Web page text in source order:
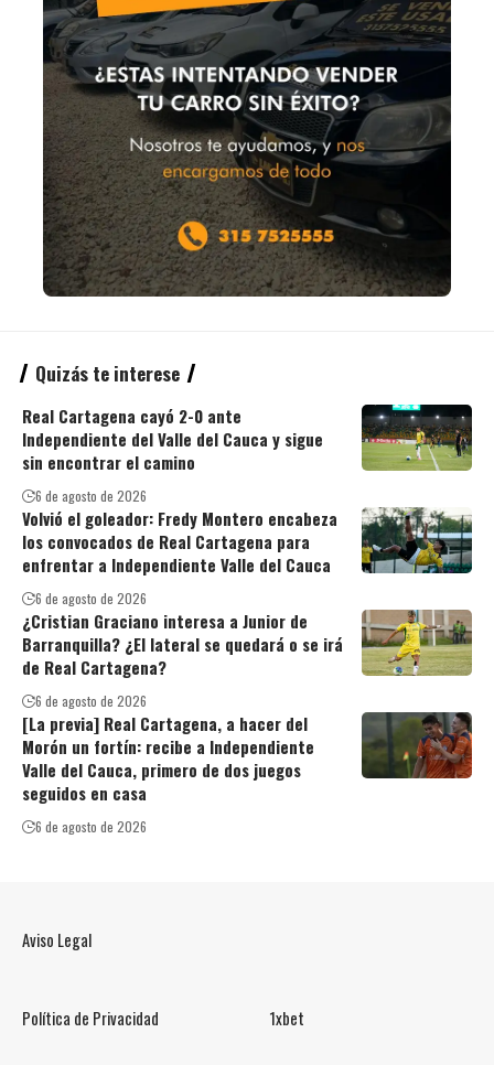
Quizás te interese
Real Cartagena cayó 2-0 ante
Independiente del Valle del Cauca y sigue
sin encontrar el camino
6 de agosto de 2026
Volvió el goleador: Fredy Montero encabeza
los convocados de Real Cartagena para
enfrentar a Independiente Valle del Cauca
6 de agosto de 2026
¿Cristian Graciano interesa a Junior de
Barranquilla? ¿El lateral se quedará o se irá
de Real Cartagena?
6 de agosto de 2026
[La previa] Real Cartagena, a hacer del
Morón un fortín: recibe a Independiente
Valle del Cauca, primero de dos juegos
seguidos en casa
6 de agosto de 2026
Aviso Legal
Política de Privacidad 1xbet